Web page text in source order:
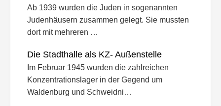
Ab 1939 wurden die Juden in sogenannten
Judenhäusern zusammen gelegt. Sie mussten
dort mit mehreren …
Die Stadthalle als KZ- Außenstelle
Im Februar 1945 wurden die zahlreichen
Konzentrationslager in der Gegend um
Waldenburg und Schweidni…